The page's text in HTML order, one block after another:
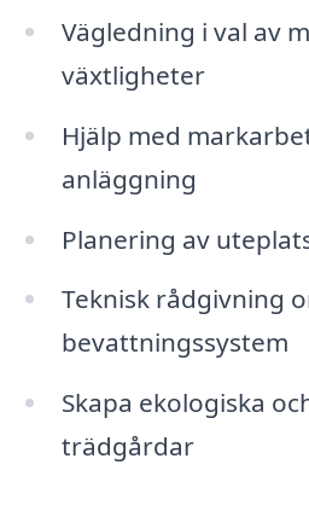
Vägledning i val av
växtligheter
Hjälp med
anläggning
Planering av
Teknisk rådgivning
bevattningssystem
Skapa ekologiska
trädgårdar